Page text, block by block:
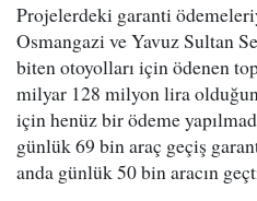
Projelerdeki garanti
Osmangazi ve Yavuz Sultan
biten otoyolları için ödenen
milyar 128 milyon lira
için henüz bir ödeme
günlük 69 bin araç geçiş
anda günlük 50 bin aracın